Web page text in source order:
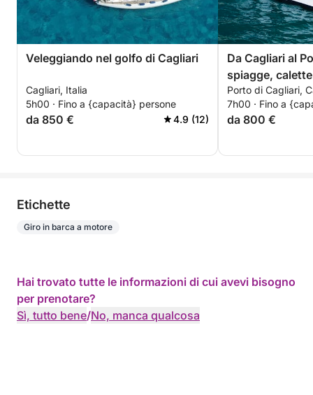
Veleggiando nel golfo di Cagliari
Cagliari, Italia
5h00 · Fino a {capacità} persone
da 850 € 4.9 (12)
Da Cagliari al
spiagge,
acquatico
Porto di Cagliari,
7h00 · Fino a
da 800 €
Etichette
Giro in barca a motore
Hai trovato tutte le informazioni di cui avevi bisogno
per prenotare?
Sì, tutto bene/No, manca qualcosa